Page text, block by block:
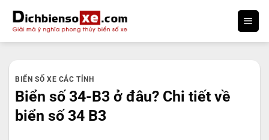
qua
nội
BIỂN SỐ XE CÁC TỈNH
Biển số 34-B3 ở đâu? Chi tiết về
biển số 34 B3